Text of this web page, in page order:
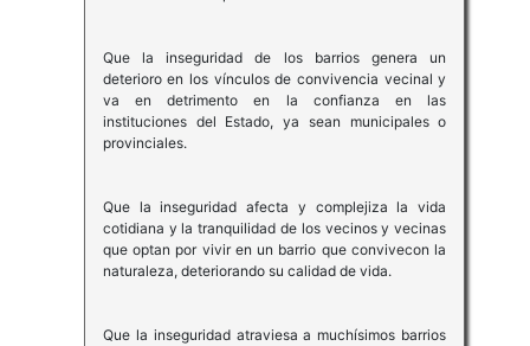
Que la inseguridad de los barrios genera un
deterioro en los vínculos de convivencia vecinal y
va en detrimento en la confianza en las
instituciones del Estado, ya sean municipales o
provinciales.
Que la inseguridad afecta y complejiza la vida
cotidiana y la tranquilidad de los vecinos y vecinas
que optan por vivir en un barrio que convivecon la
naturaleza, deteriorando su calidad de vida.
Que la inseguridad atraviesa a muchísimos barrios